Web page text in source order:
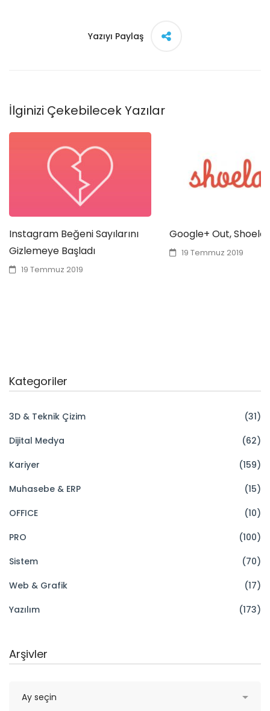
Yazıyı Paylaş
İlginizi Çekebilecek Yazılar
Instagram Beğeni Sayılarını
Gizlemeye Başladı
19 Temmuz 2019
Google+ Out,
19 Temmuz 2019
Kategoriler
3D & Teknik Çizim
(31)
Dijital Medya
(62)
Kariyer
(159)
Muhasebe & ERP
(15)
OFFICE
(10)
PRO
(100)
Sistem
(70)
Web & Grafik
(17)
Yazılım
(173)
Arşivler